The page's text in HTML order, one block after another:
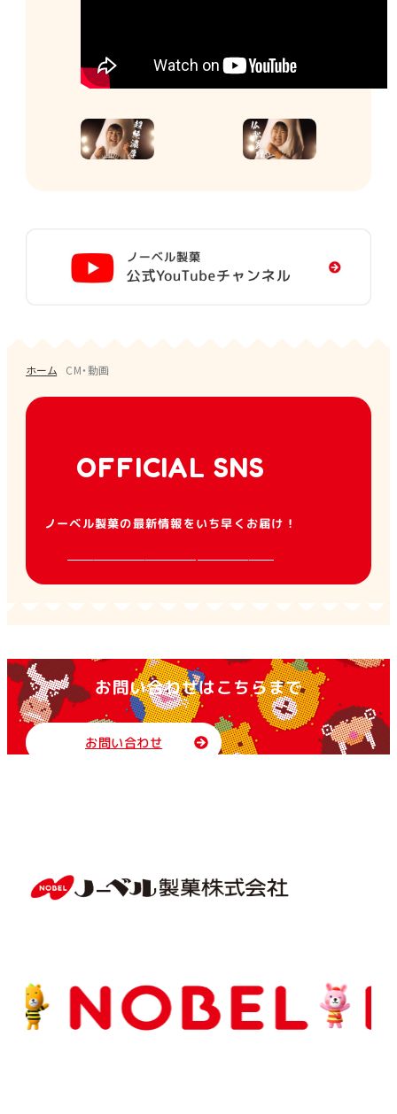
ホーム CM・動画
OFFICIAL SNS
ノーベル製菓の最新情報をいち早くお届け！
お問い合わせはこちらまで
お問い合わせ